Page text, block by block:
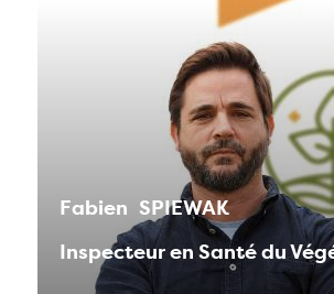
Fabien SPIEWAK
Inspecteur en Santé du